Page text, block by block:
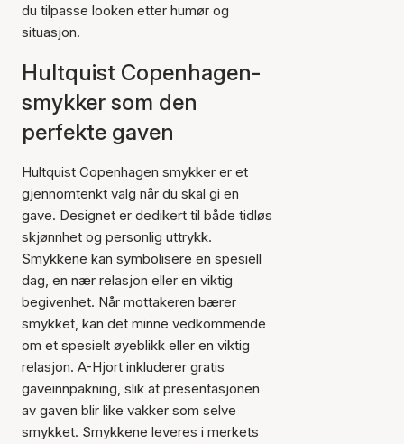
du tilpasse looken etter humør og
situasjon.
Hultquist Copenhagen-
smykker som den
perfekte gaven
Hultquist Copenhagen smykker er et
gjennomtenkt valg når du skal gi en
gave. Designet er dedikert til både tidløs
skjønnhet og personlig uttrykk.
Smykkene kan symbolisere en spesiell
dag, en nær relasjon eller en viktig
begivenhet. Når mottakeren bærer
smykket, kan det minne vedkommende
om et spesielt øyeblikk eller en viktig
relasjon. A-Hjort inkluderer gratis
gaveinnpakning, slik at presentasjonen
av gaven blir like vakker som selve
smykket. Smykkene leveres i merkets